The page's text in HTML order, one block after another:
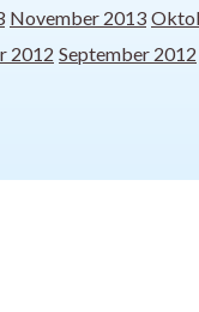
November 2013
2012 September 2012